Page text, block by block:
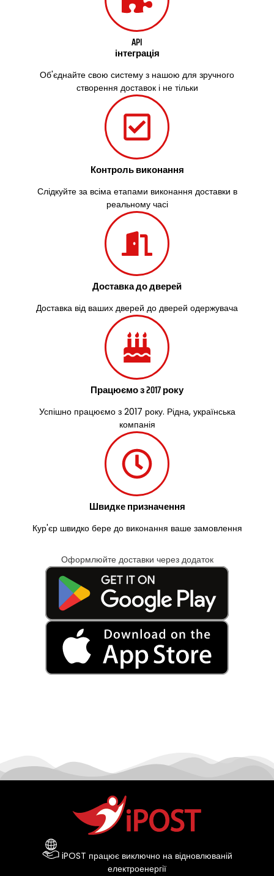
API
інтеграція
Об'єднайте свою систему з нашою для зручного
створення доставок і не тільки
Контроль виконання
Слідкуйте за всіма етапами виконання доставки в
реальному часі
Доставка до дверей
Доставка від ваших дверей до дверей одержувача
Працюємо з 2017 року
Успішно працюємо з 2017 року. Рідна, українська
компанія
Швидке призначення
Кур'єр швидко бере до виконання ваше замовлення
Оформлюйте доставки через додаток
iPOST працює виключно на відновлюваній
електроенергії